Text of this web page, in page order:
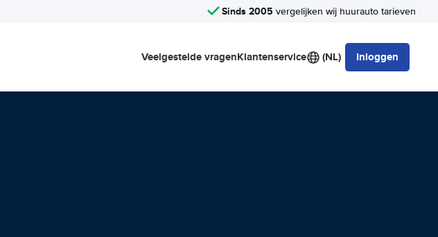
Sinds 2005 vergelijken wij huurauto tarieven
Veelgestelde vragenKlantenservice (NL) Inloggen